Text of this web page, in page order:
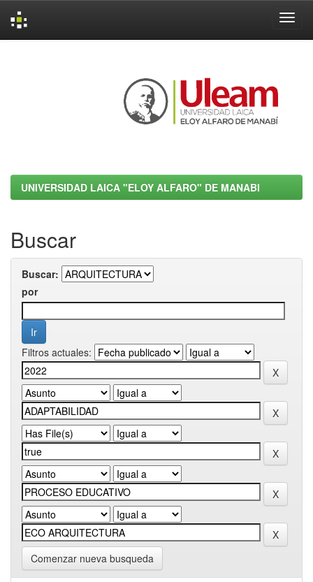
UNIVERSIDAD LAICA "ELOY ALFARO" DE MANABI
Buscar
Buscar:
por
Filtros actuales:
Comenzar nueva busqueda